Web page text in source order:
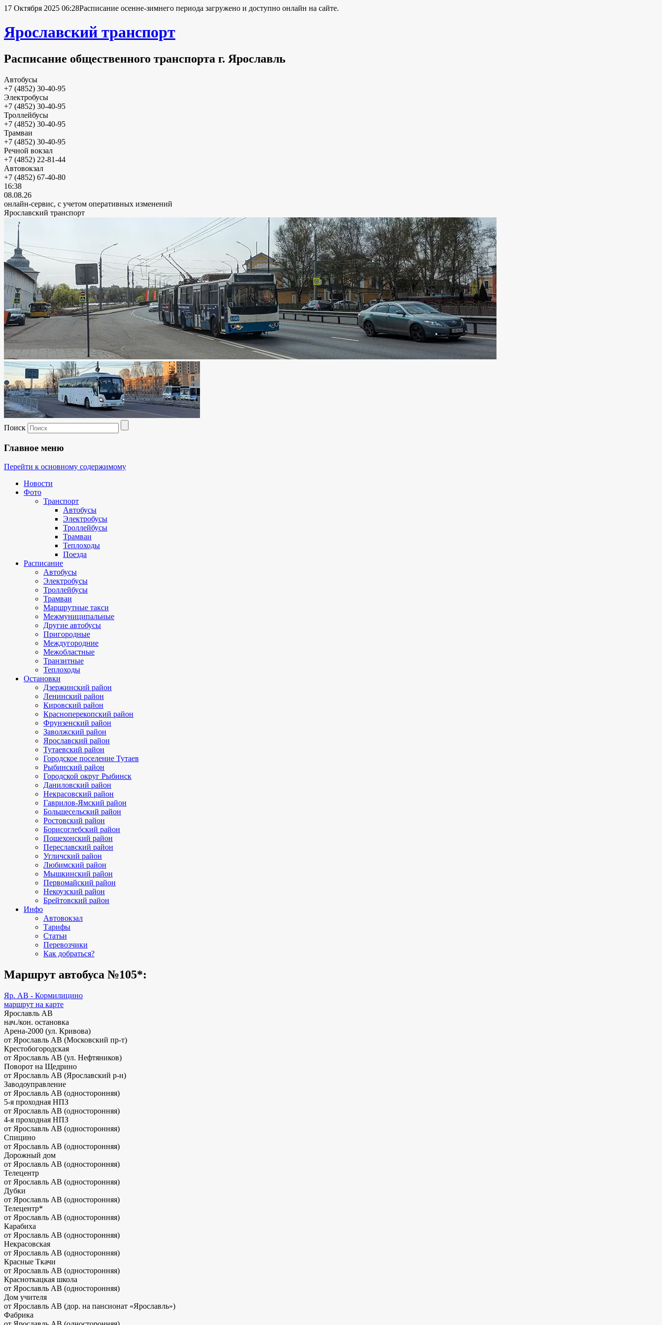
17 Октября 2025 06:28Расписание осенне-зимнего периода загружено и доступно онлайн на сайте.
Ярославский транспорт
Расписание общественного транспорта г. Ярославль
Автобусы
+7 (4852) 30-40-95
Электробусы
+7 (4852) 30-40-95
Троллейбусы
+7 (4852) 30-40-95
Трамваи
+7 (4852) 30-40-95
Речной вокзал
+7 (4852) 22-81-44
Автовокзал
+7 (4852) 67-40-80
16:38
08.08.26
онлайн-сервис, с учетом оперативных изменений
Ярославский транспорт
Поиск
Главное меню
Перейти к основному содержимому
Новости
Фото
Транспорт
Автобусы
Электробусы
Троллейбусы
Трамваи
Теплоходы
Поезда
Расписание
Автобусы
Электробусы
Троллейбусы
Трамваи
Маршрутные такси
Межмуниципальные
Другие автобусы
Пригородные
Междугородние
Межобластные
Транзитные
Теплоходы
Остановки
Дзержинский район
Ленинский район
Кировский район
Красноперекопский район
Фрунзенский район
Заволжский район
Ярославский район
Тутаевский район
Городское поселение Тутаев
Рыбинский район
Городской округ Рыбинск
Даниловский район
Некрасовский район
Гаврилов-Ямский район
Большесельский район
Ростовский район
Борисоглебский район
Пошехонский район
Переславский район
Угличский район
Любимский район
Мышкинский район
Первомайский район
Некоузский район
Брейтовский район
Инфо
Автовокзал
Тарифы
Статьи
Перевозчики
Как добраться?
Маршрут автобуса №105*:
Яр. АВ - Кормилицино
маршрут на карте
Ярославль АВ
нач./кон. остановка
Арена-2000 (ул. Кривова)
от Ярославль АВ (Московский пр-т)
Крестобогородская
от Ярославль АВ (ул. Нефтяников)
Поворот на Щедрино
от Ярославль АВ (Ярославский р-н)
Заводоуправление
от Ярославль АВ (односторонняя)
5-я проходная НПЗ
от Ярославль АВ (односторонняя)
4-я проходная НПЗ
от Ярославль АВ (односторонняя)
Спицино
от Ярославль АВ (односторонняя)
Дорожный дом
от Ярославль АВ (односторонняя)
Телецентр
от Ярославль АВ (односторонняя)
Дубки
от Ярославль АВ (односторонняя)
Телецентр*
от Ярославль АВ (односторонняя)
Карабиха
от Ярославль АВ (односторонняя)
Некрасовская
от Ярославль АВ (односторонняя)
Красные Ткачи
от Ярославль АВ (односторонняя)
Красноткацкая школа
от Ярославль АВ (односторонняя)
Дом учителя
от Ярославль АВ (дор. на пансионат «Ярославль»)
Фабрика